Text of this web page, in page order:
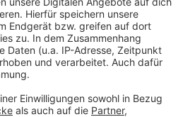
Das ist der Saerbecker Weg.
Abend hat die Gruppe Klima-
Die internationale
NRW und Minnesota wird
Klimaschutzbemühungen